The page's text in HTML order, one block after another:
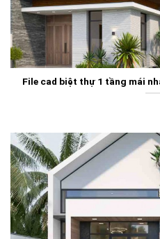
File cad biệt thự 1 tầng mái